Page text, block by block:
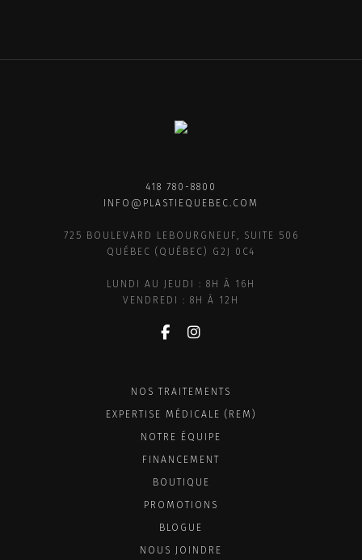
418 780-8800
INFO@PLASTIEQUEBEC.COM
725 BOULEVARD LEBOURGNEUF, SUITE 506
QUÉBEC (QUÉBEC) G2J 0C4
LUNDI AU JEUDI : 8H À 16H
VENDREDI : 8H À 12H
NOS TRAITEMENTS
EXPERTISE MÉDICALE (REM)
NOTRE ÉQUIPE
FINANCEMENT
BOUTIQUE
PROMOTIONS
BLOGUE
NOUS JOINDRE